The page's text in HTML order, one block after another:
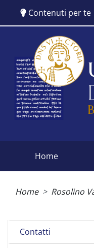
contenuto
Contenuti per te
menu
home
Home Rosolino
Contatti